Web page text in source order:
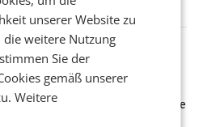
Kostensenkungen operativ
gemacht und die
deutlich übertroffen.
für Zirkularität: ARA und
am POS über
August hinweg rücken die
Austria AG (ARA) und der
unserer Website zu
weitere Nutzung
Sie der
gemäß unserer
Weitere